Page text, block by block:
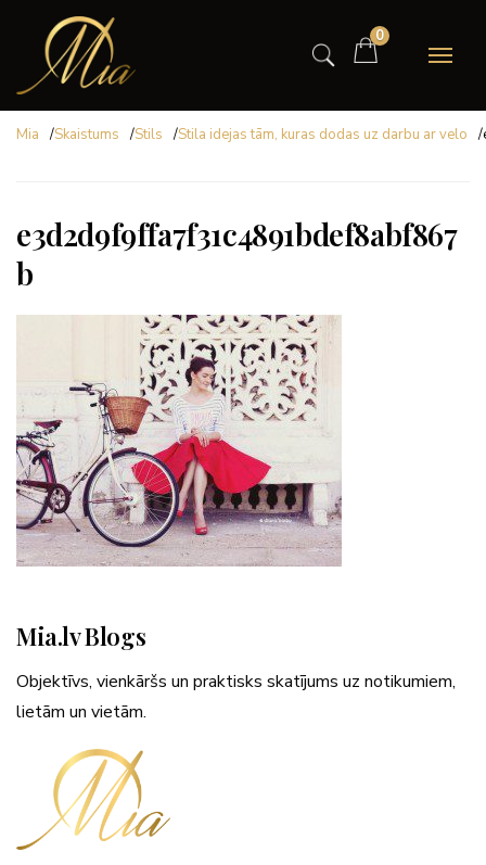
0
Mia /Skaistums /Stils /Stila idejas tām, kuras dodas uz darbu ar velo /
e3d2d9f9ffa7f31c4891bdef8abf867
b
Mia.lv Blogs
Objektīvs, vienkāršs un praktisks skatījums uz notikumiem,
lietām un vietām.